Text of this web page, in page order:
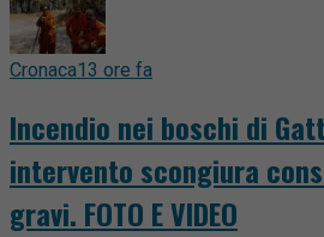
Cronaca13 ore fa
Incendio nei boschi di
intervento scongiura
gravi. FOTO E VIDEO